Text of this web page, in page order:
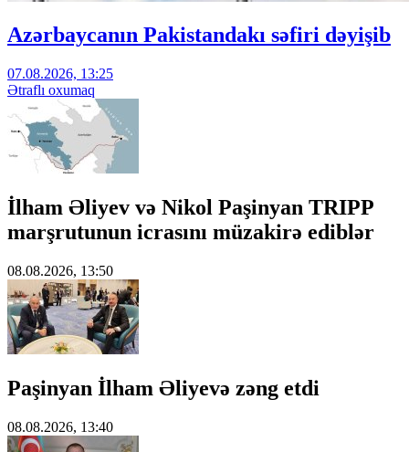
Azərbaycanın Pakistandakı səfiri dəyişib
07.08.2026, 13:25
Ətraflı oxumaq
İlham Əliyev və Nikol Paşinyan TRIPP
marşrutunun icrasını müzakirə ediblər
08.08.2026, 13:50
Paşinyan İlham Əliyevə zəng etdi
08.08.2026, 13:40